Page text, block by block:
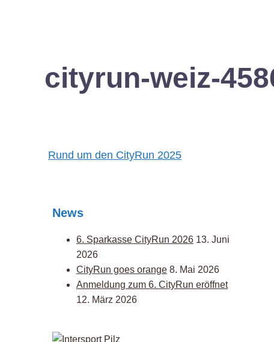
cityrun-weiz-
Post
Rund um den CityRun 2025
News
6. Sparkasse CityRun 2026 13. Juni
2026
CityRun goes orange 8. Mai 2026
Anmeldung zum 6. CityRun eröffnet
12. März 2026